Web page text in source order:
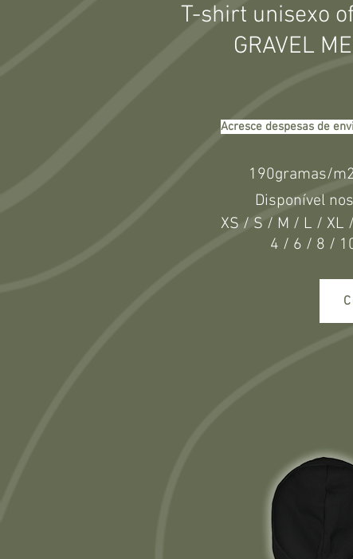
​T-shirt unisexo
GRAVEL
Acresce despesas de
190gramas/
Disponível
XS / S / M / L / XL
4 / 6 / 8 /